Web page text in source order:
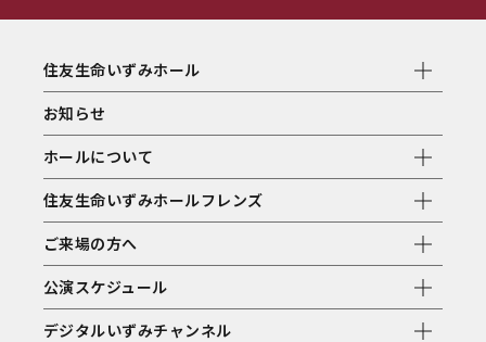
住友生命いずみホール
お知らせ
ホールについて
住友生命いずみホールフレンズ
ご来場の方へ
公演スケジュール
デジタルいずみチャンネル